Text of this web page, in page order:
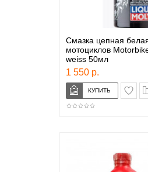
Смазка цепная
мотоциклов
weiss 50мл
1 550 р.
в